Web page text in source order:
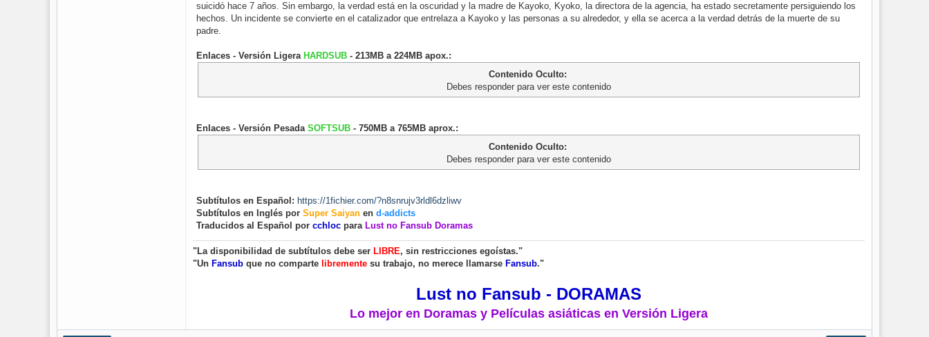
suicidó hace 7 años. Sin embargo, la verdad está en la oscuridad y la madre de Kayoko, Kyoko, la directora de la agencia, ha estado secretamente persiguiendo los
hechos. Un incidente se convierte en el catalizador que entrelaza a Kayoko y las personas a su alrededor, y ella se acerca a la verdad detrás de la muerte de su
padre.
Enlaces - Versión Ligera HARDSUB - 213MB a 224MB apox.:
Contenido Oculto:
Debes responder para ver este contenido
Enlaces - Versión Pesada SOFTSUB - 750MB a 765MB aprox.:
Contenido Oculto:
Debes responder para ver este contenido
Subtítulos en Español: https://1fichier.com/?n8snrujv3rldl6dzliwv
Subtítulos en Inglés por Super Saiyan en d-addicts
Traducidos al Español por cchloc para Lust no Fansub Doramas
"La disponibilidad de subtítulos debe ser LIBRE, sin restricciones egoístas."
"Un Fansub que no comparte libremente su trabajo, no merece llamarse Fansub."
Lust no Fansub - DORAMAS
Lo mejor en Doramas y Películas asiáticas en Versión Ligera